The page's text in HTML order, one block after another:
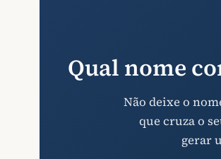
Qual nome
Não deixe o
que cruza o
gerar